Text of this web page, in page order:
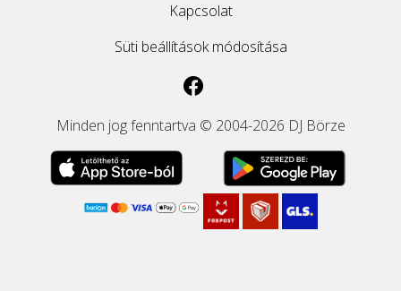
Kapcsolat
Süti beállítások módosítása
Minden jog fenntartva © 2004-2026 DJ Börze